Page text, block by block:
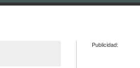
Publicidad: